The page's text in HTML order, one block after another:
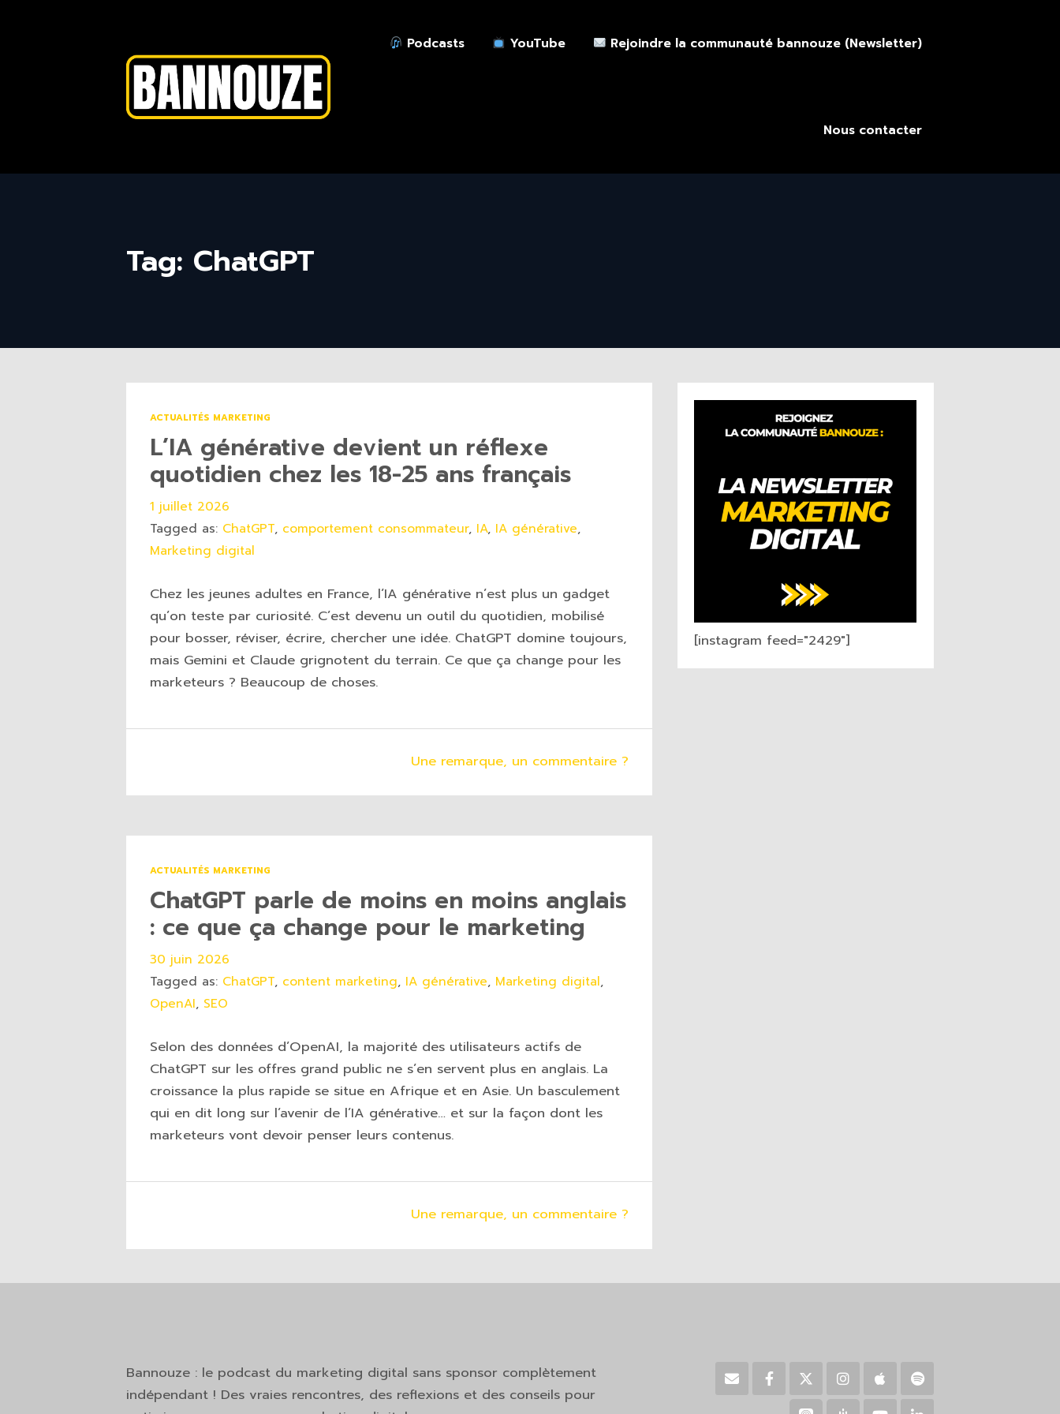
Podcasts YouTube Rejoindre la communauté bannouze (Newsletter)
Nous contacter
Tag: ChatGPT
ACTUALITÉS MARKETING
L’IA générative devient un réflexe
quotidien chez les 18-25 ans français
1 juillet 2026
Tagged as: ChatGPT, comportement consommateur, IA, IA générative,
Marketing digital
Chez les jeunes adultes en France, l’IA générative n’est plus un gadget
qu’on teste par curiosité. C’est devenu un outil du quotidien, mobilisé
pour bosser, réviser, écrire, chercher une idée. ChatGPT domine toujours,
mais Gemini et Claude grignotent du terrain. Ce que ça change pour les
marketeurs ? Beaucoup de choses.
Une remarque, un commentaire ?
ACTUALITÉS MARKETING
ChatGPT parle de moins en moins anglais
: ce que ça change pour le marketing
30 juin 2026
Tagged as: ChatGPT, content marketing, IA générative, Marketing digital,
OpenAI, SEO
Selon des données d’OpenAI, la majorité des utilisateurs actifs de
ChatGPT sur les offres grand public ne s’en servent plus en anglais. La
croissance la plus rapide se situe en Afrique et en Asie. Un basculement
qui en dit long sur l’avenir de l’IA générative… et sur la façon dont les
marketeurs vont devoir penser leurs contenus.
Une remarque, un commentaire ?
[instagram feed="2429"]
Bannouze : le podcast du marketing digital sans sponsor complètement
indépendant ! Des vraies rencontres, des reflexions et des conseils pour